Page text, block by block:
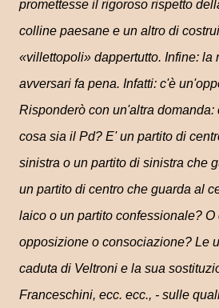
promettesse il rigoroso rispetto
colline paesane e un altro di
«villettopoli» dappertutto. Infine: la
avversari fa pena. Infatti: c'è
Risponderò con un'altra
cosa sia il Pd? E' un partito di
sinistra o un partito di sinistra che
un partito di centro che guarda al
laico o un partito confessionale? O
opposizione o consociazione? Le
caduta di Veltroni e la sua
Franceschini, ecc. ecc., - sulle